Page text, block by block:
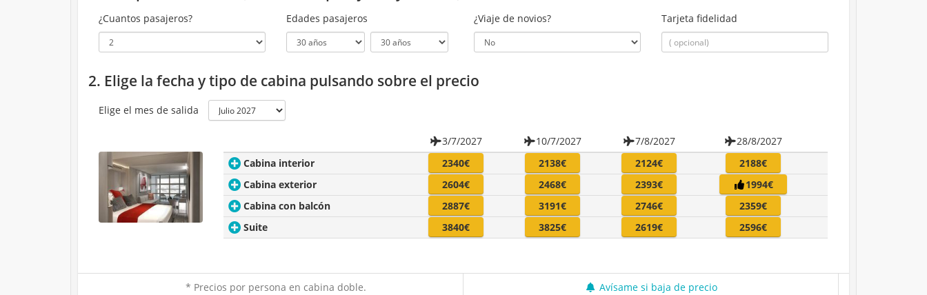
¿Cuantos pasajeros? Edades pasajeros ¿Viaje de novios? Tarjeta fidelidad
2. Elige la fecha y tipo de cabina pulsando sobre el precio
Elige el mes de salida
3/7/2027 10/7/2027 7/8/2027
28/8/2027
Cabina interior
2340€ 2138€ 2124€
2188€
Cabina exterior
2604€ 2468€ 2393€
1994€
Cabina con balcón
2887€ 3191€ 2746€
2359€
Suite
3840€ 3825€ 2619€ 2596€
* Precios por persona en cabina doble. Avísame si baja de precio